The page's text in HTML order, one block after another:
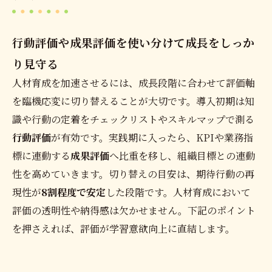
行動評価や成果評価を使い分けて成長をしっか
り見守る
人材育成を加速させるには、成長段階に合わせて評価軸
を臨機応変に切り替えることが大切です。導入初期は知
識や行動の定着をチェックリストやスキルマップで測る
行動評価が有効です。実践期に入ったら、KPIや業務指
標に連動する成果評価へ比重を移し、組織目標との連動
性を高めていきます。切り替えの目安は、期待行動の再
現性が8割程度で安定した段階です。人材育成において
評価の透明性や納得感は欠かせません。下記のポイント
を押さえれば、評価が学習意欲向上に直結します。